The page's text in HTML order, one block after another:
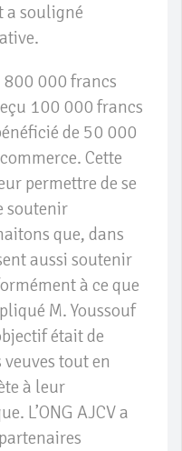
a souligné
800 000 francs
100 000 francs
de 50 000
Cette
permettre de se
soutenir
que, dans
aussi soutenir
à ce que
M. Youssouf
était de
tout en
à leur
L’ONG AJCV a